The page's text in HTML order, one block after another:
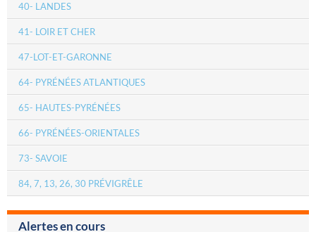
40- LANDES
41- LOIR ET CHER
47-LOT-ET-GARONNE
64- PYRÉNÉES ATLANTIQUES
65- HAUTES-PYRÉNÉES
66- PYRÉNÉES-ORIENTALES
73- SAVOIE
84, 7, 13, 26, 30 PRÉVIGRÊLE
Alertes en cours